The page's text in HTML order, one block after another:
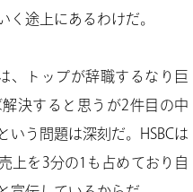
く途上にあるわけだ。
、トップが辞職するなり巨
決すると思うが2件目の中
いう問題は深刻だ。HSBCは
上を3分の1も占めており自